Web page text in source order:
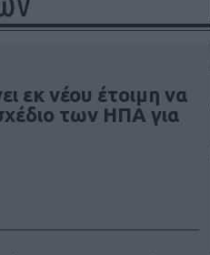
εκ νέου έτοιμη να
των ΗΠΑ για